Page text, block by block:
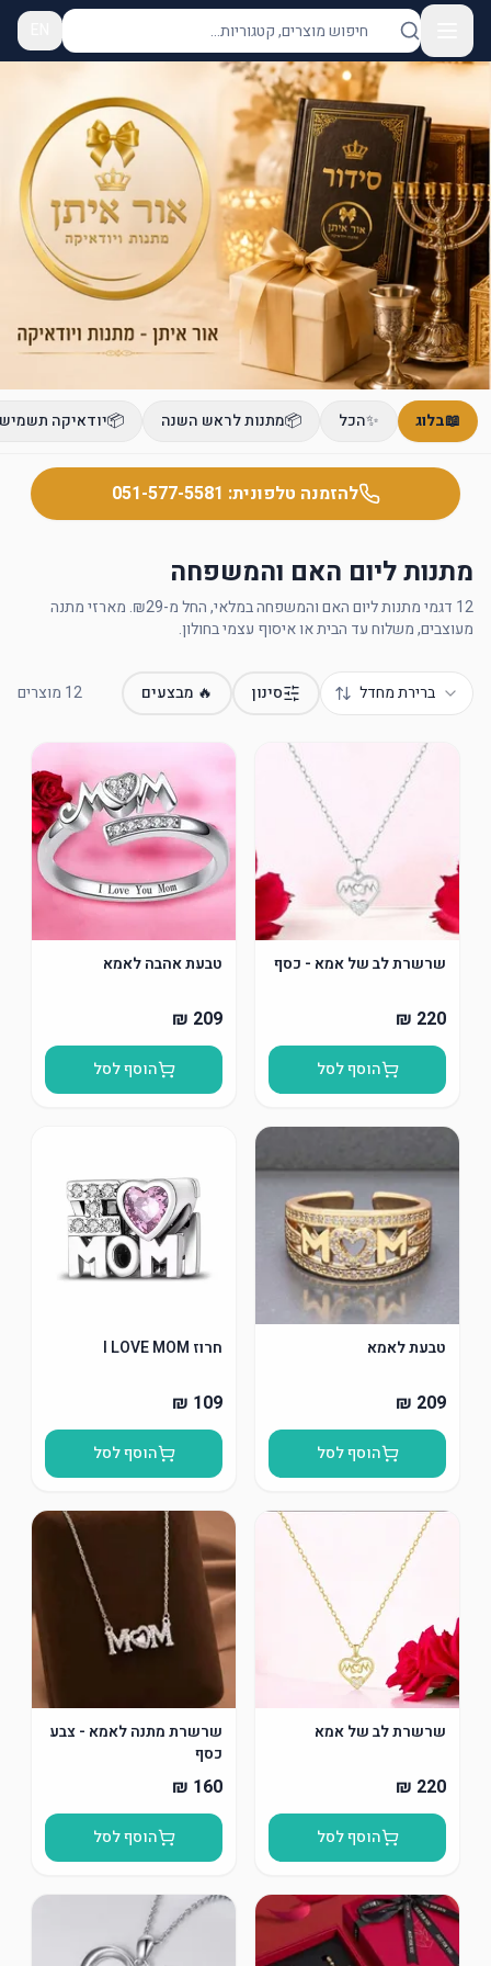
📖בלוג ✨הכל 📦מתנות לראש השנה 📦יודאיקה
להזמנה טלפונית: 051-577-5581
מתנות ליום האם והמשפחה
12 דגמי מתנות ליום האם והמשפחה במלאי, החל מ-₪29. מארזי מתנה
מעוצבים, משלוח עד הבית או איסוף עצמי בחולון.
ברירת מחדל סינון 🔥 מבצעים 12 מוצרים
שרשרת לב של אמא - כסף
הוסף לסל
טבעת אהבה לאמא
הוסף לסל
טבעת לאמא
הוסף לסל
חרוז I LOVE MOM
הוסף לסל
שרשרת לב של אמא
הוסף לסל
שרשרת מתנה לאמא - צבע
כסף
הוסף לסל